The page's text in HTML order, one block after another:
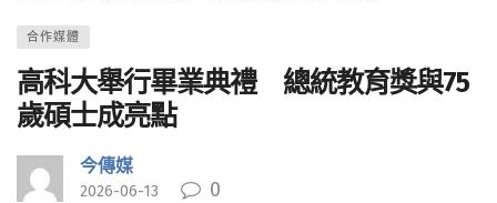
合作媒體
高科大舉行畢業典禮 總統教育獎與75
歲碩士成亮點
今傳媒
2026-06-13 0